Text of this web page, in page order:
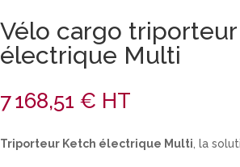
Vélo cargo
électrique Multi
7 168,51 € HT
Triporteur Ketch électrique Multi , la